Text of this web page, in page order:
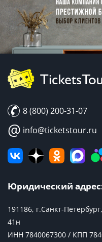
8 (800) 200-31-07
@ info@ticketstour.ru
Юридический
191186, г.Санкт-
41н
ИНН 7840067300 / КПП